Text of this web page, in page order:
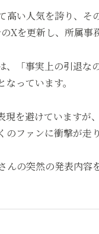
高い人気を誇り、そ
Xを更新し、所属事
、「事実上の引退な
っています。
現を避けていますが
のファンに衝撃が走
んの突然の発表内